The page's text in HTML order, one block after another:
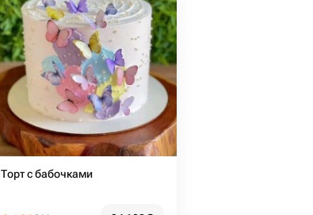
Торт с бабочками